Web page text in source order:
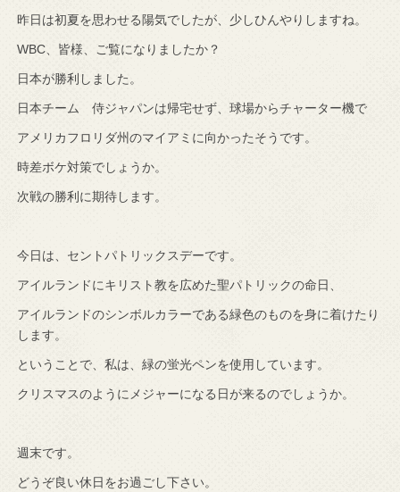
昨日は初夏を思わせる陽気でしたが、少しひんやりしますね。
WBC、皆様、ご覧になりましたか？
日本が勝利しました。
日本チーム 侍ジャパンは帰宅せず、球場からチャーター機で
アメリカフロリダ州のマイアミに向かったそうです。
時差ボケ対策でしょうか。
次戦の勝利に期待します。
今日は、セントパトリックスデーです。
アイルランドにキリスト教を広めた聖パトリックの命日、
アイルランドのシンボルカラーである緑色のものを身に着けたり
します。
ということで、私は、緑の蛍光ペンを使用しています。
クリスマスのようにメジャーになる日が来るのでしょうか。
週末です。
どうぞ良い休日をお過ごし下さい。